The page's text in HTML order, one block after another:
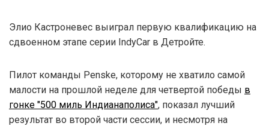
Элио Кастроневес выиграл первую квалификацию на
сдвоенном этапе серии IndyCar в Детройте.
Пилот команды Penske, которому не хватило самой
малости на прошлой неделе для четвертой победы в
гонке "500 миль Индианаполиса", показал лучший
результат во второй части сессии, и несмотря на